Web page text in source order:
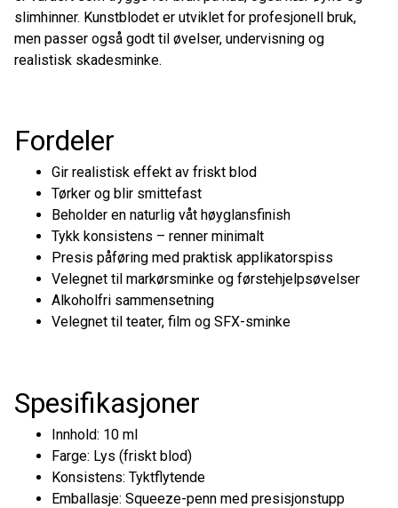
slimhinner. Kunstblodet er utviklet for profesjonell bruk,
men passer også godt til øvelser, undervisning og
realistisk skadesminke.
Fordeler
Gir realistisk effekt av friskt blod
Tørker og blir smittefast
Beholder en naturlig våt høyglansfinish
Tykk konsistens – renner minimalt
Presis påføring med praktisk applikatorspiss
Velegnet til markørsminke og førstehjelpsøvelser
Alkoholfri sammensetning
Velegnet til teater, film og SFX-sminke
Spesifikasjoner
Innhold: 10 ml
Farge: Lys (friskt blod)
Konsistens: Tyktflytende
Emballasje: Squeeze-penn med presisjonstupp